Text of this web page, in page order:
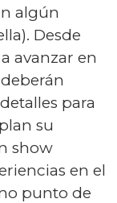
algún
Desde
avanzar en
para
su
show
en el
punto de